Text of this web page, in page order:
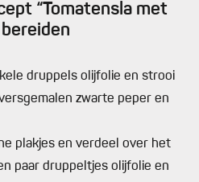
“Tomatensla met
druppels olijfolie en strooi
zwarte peper en
plakjes en verdeel over het
paar druppeltjes olijfolie en